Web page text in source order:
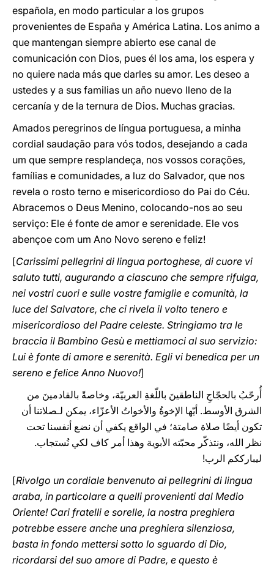
española, en modo particular a los grupos
provenientes de España y América Latina. Los animo a
que mantengan siempre abierto ese canal de
comunicación con Dios, pues él los ama, los espera y
no quiere nada más que darles su amor. Les deseo a
ustedes y a sus familias un año nuevo lleno de la
cercanía y de la ternura de Dios. Muchas gracias.
Amados peregrinos de língua portuguesa, a minha
cordial saudação para vós todos, desejando a cada
um que sempre resplandeça, nos vossos corações,
famílias e comunidades, a luz do Salvador, que nos
revela o rosto terno e misericordioso do Pai do Céu.
Abracemos o Deus Menino, colocando-nos ao seu
serviço: Ele é fonte de amor e serenidade. Ele vos
abençoe com um Ano Novo sereno e feliz!
[Carissimi pellegrini di lingua portoghese, di cuore vi
saluto tutti, augurando a ciascuno che sempre rifulga,
nei vostri cuori e sulle vostre famiglie e comunità, la
luce del Salvatore, che ci rivela il volto tenero e
misericordioso del Padre celeste. Stringiamo tra le
braccia il Bambino Gesù e mettiamoci al suo servizio:
Lui è fonte di amore e serenità. Egli vi benedica per un
sereno e felice Anno Nuovo!]
أُرحّبُ بالحجّاجِ الناطقينَ باللّغةِ العربيّة، وخاصةً بالقادمينَ من
الشرق الأوسط. أيّها الإخوةُ والأخواتُ الأعزّاء، يمكن لـصلاتنا أن
تكون أيضًا صلاة صامتة؛ في الواقع يكفي أن نضع أنفسنا تحت
نظر الله، ونتذكّر محبّته الأبوية وهذا أمر كاف لكي نُستجاب.
ليبارككم الرب!
[Rivolgo un cordiale benvenuto ai pellegrini di lingua
araba, in particolare a quelli provenienti dal Medio
Oriente! Cari fratelli e sorelle, la nostra preghiera
potrebbe essere anche una preghiera silenziosa,
basta in fondo mettersi sotto lo sguardo di Dio,
ricordarsi del suo amore di Padre, e questo è